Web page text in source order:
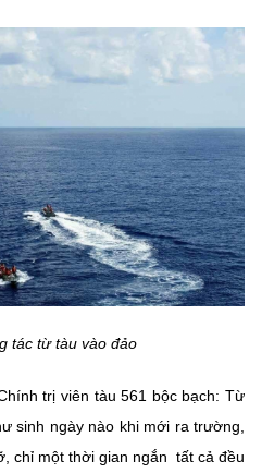
tác từ tàu vào đảo
trị viên tàu 561 bộc bạch: Từ
sinh ngày nào khi mới ra trường,
chỉ một thời gian ngắn tất cả đều